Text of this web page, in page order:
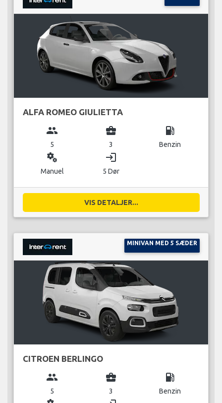
ALFA ROMEO GIULIETTA
group
5
business_center
3
local_gas_station
Benzin
miscellaneous_services
Manuel
login
5 Dør
VIS DETALJER...
MINIVAN MED 5 SÆDER
CITROEN BERLINGO
group
5
business_center
3
local_gas_station
Benzin